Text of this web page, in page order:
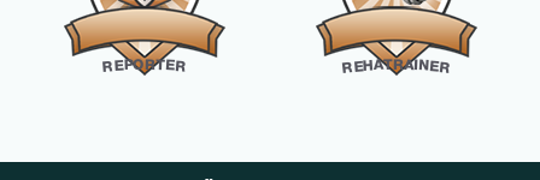
REPORTER REHATRAINER